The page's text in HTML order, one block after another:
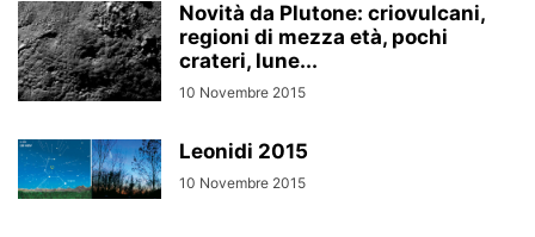
Novità da Plutone: criovulcani,
regioni di mezza età, pochi
crateri, lune...
10 Novembre 2015
Leonidi 2015
10 Novembre 2015